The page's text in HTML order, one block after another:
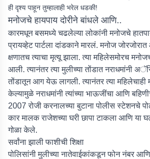
ही दृश्य पाहून तुम्हालाही भरेल धडकी!
मनोजचे हायपाय दोरीने बांधले आणि..
कारमधून बसमध्ये चढलेल्या लोकांनी मनोजचे
प्रायव्हेट पार्टला दांडकाने मारलं. मनोज
क्षणातच त्याचा मृत्यू झाला. त्या महिलेसमोरच
आली. त्यानंतर त्या मुलीच्या तोंडात नराधमांनी
तोंडातून आग येऊ लागली. त्यानंतर त्या महिलेचाही
केल्यामुळे नराधमांनी त्यांच्या भाऊजींचा आणि
2007 रोजी करनालच्या बुटाना पोलीस स्टेशनचे
कार मालक राजेशच्या घरी छापा टाकला आणि या
गोळा केले.
सर्वांना झाली फाशीची शिक्षा
पोलिसांनी मुलीच्या नातेवाईकांकडून फोन नंबर